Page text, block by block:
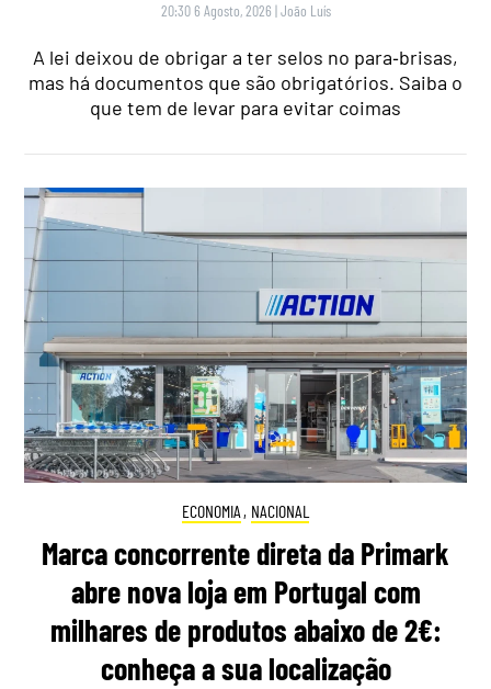
20:30 6 Agosto, 2026 |João Luís
A lei deixou de obrigar a ter selos no para‑brisas,
mas há documentos que são obrigatórios. Saiba o
que tem de levar para evitar coimas
ECONOMIA , NACIONAL
Marca concorrente direta da Primark
abre nova loja em Portugal com
milhares de produtos abaixo de 2€:
conheça a sua localização